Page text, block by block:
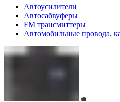
Автоусилители
Автосабвуферы
FM трансмиттеры
Автомобильные провода,